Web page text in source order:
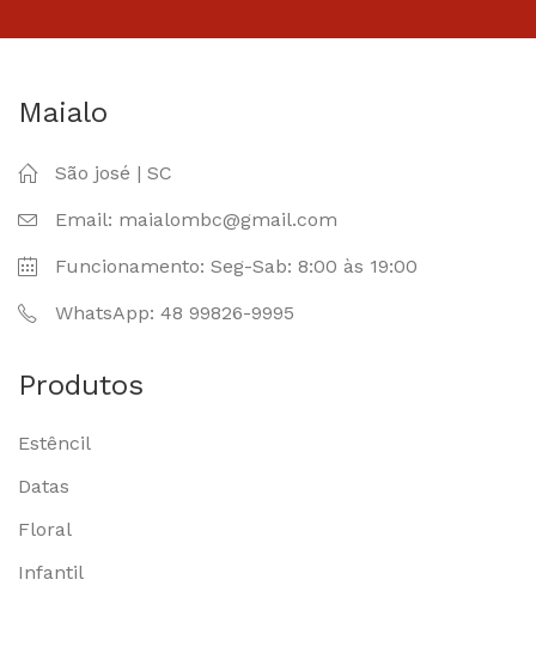
Maialo
São josé | SC
Email: maialombc@gmail.com
Funcionamento: Seg-Sab: 8:00 às 19:00
WhatsApp: 48 99826-9995
Produtos
Estêncil
Datas
Floral
Infantil